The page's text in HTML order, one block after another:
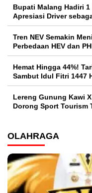
Bupati Malang Hadiri
Apresiasi Driver
Tren NEV Semakin
Perbedaan HEV dan
Hemat Hingga 44%!
Sambut Idul Fitri 1447
Lereng Gunung Kawi
Dorong Sport Tourism
OLAHRAGA